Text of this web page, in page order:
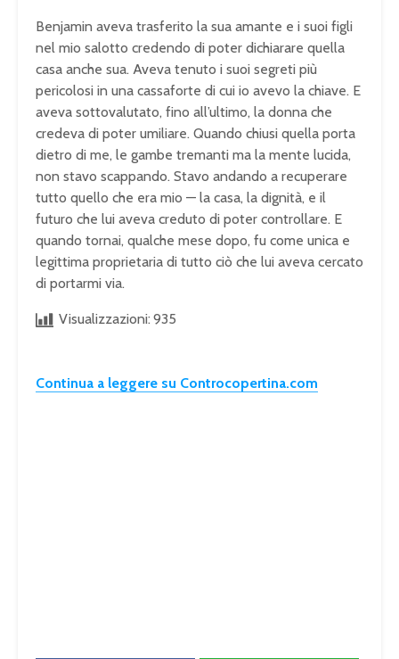
Benjamin aveva trasferito la sua amante e i suoi figli
nel mio salotto credendo di poter dichiarare quella
casa anche sua. Aveva tenuto i suoi segreti più
pericolosi in una cassaforte di cui io avevo la chiave. E
aveva sottovalutato, fino all’ultimo, la donna che
credeva di poter umiliare. Quando chiusi quella porta
dietro di me, le gambe tremanti ma la mente lucida,
non stavo scappando. Stavo andando a recuperare
tutto quello che era mio — la casa, la dignità, e il
futuro che lui aveva creduto di poter controllare. E
quando tornai, qualche mese dopo, fu come unica e
legittima proprietaria di tutto ciò che lui aveva cercato
di portarmi via.
Visualizzazioni: 935
Continua a leggere su Controcopertina.com